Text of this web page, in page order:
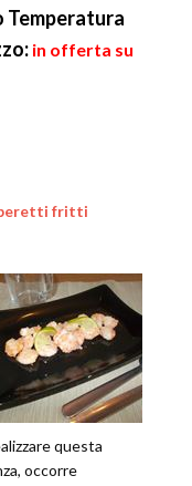
Temperatura
in offerta su
fritti
questa
occorre